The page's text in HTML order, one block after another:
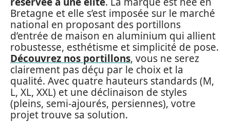
Bretagne et elle s’est imposée sur le marché
national en proposant des portillons
d’entrée de maison en aluminium qui allient
robustesse, esthétisme et simplicité de pose.
Découvrez nos portillons, vous ne serez
clairement pas déçu par le choix et la
qualité. Avec quatre hauteurs standards (M,
L, XL, XXL) et une déclinaison de styles
(pleins, semi-ajourés, persiennes), votre
projet trouve sa solution.